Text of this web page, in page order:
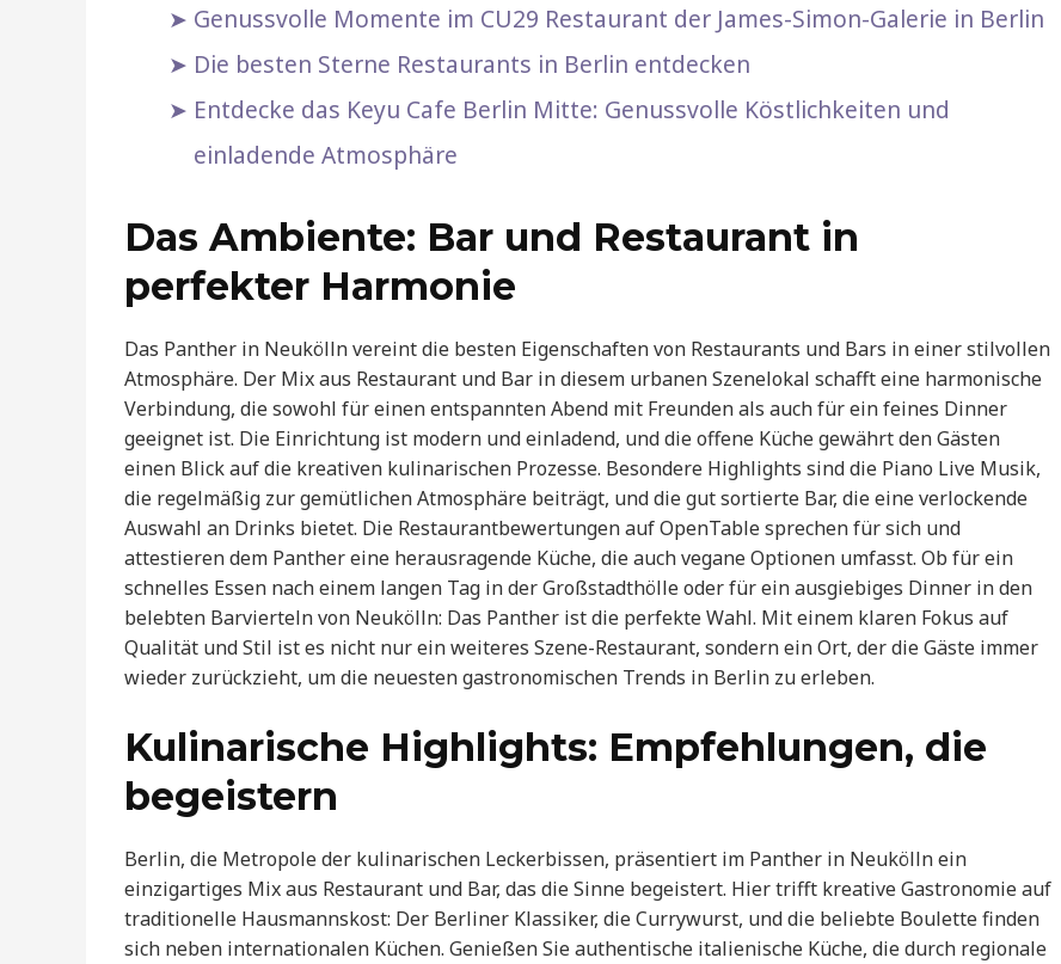
Genussvolle Momente im CU29 Restaurant der James-Simon-Galerie in Berlin
Die besten Sterne Restaurants in Berlin entdecken
Entdecke das Keyu Cafe Berlin Mitte: Genussvolle Köstlichkeiten und
einladende Atmosphäre
Das Ambiente: Bar und Restaurant in
perfekter Harmonie
Das Panther in Neukölln vereint die besten Eigenschaften von Restaurants und Bars in einer stilvollen
Atmosphäre. Der Mix aus Restaurant und Bar in diesem urbanen Szenelokal schafft eine harmonische
Verbindung, die sowohl für einen entspannten Abend mit Freunden als auch für ein feines Dinner
geeignet ist. Die Einrichtung ist modern und einladend, und die offene Küche gewährt den Gästen
einen Blick auf die kreativen kulinarischen Prozesse. Besondere Highlights sind die Piano Live Musik,
die regelmäßig zur gemütlichen Atmosphäre beiträgt, und die gut sortierte Bar, die eine verlockende
Auswahl an Drinks bietet. Die Restaurantbewertungen auf OpenTable sprechen für sich und
attestieren dem Panther eine herausragende Küche, die auch vegane Optionen umfasst. Ob für ein
schnelles Essen nach einem langen Tag in der Großstadthölle oder für ein ausgiebiges Dinner in den
belebten Barvierteln von Neukölln: Das Panther ist die perfekte Wahl. Mit einem klaren Fokus auf
Qualität und Stil ist es nicht nur ein weiteres Szene-Restaurant, sondern ein Ort, der die Gäste immer
wieder zurückzieht, um die neuesten gastronomischen Trends in Berlin zu erleben.
Kulinarische Highlights: Empfehlungen, die
begeistern
Berlin, die Metropole der kulinarischen Leckerbissen, präsentiert im Panther in Neukölln ein
einzigartiges Mix aus Restaurant und Bar, das die Sinne begeistert. Hier trifft kreative Gastronomie auf
traditionelle Hausmannskost: Der Berliner Klassiker, die Currywurst, und die beliebte Boulette finden
sich neben internationalen Küchen. Genießen Sie authentische italienische Küche, die durch regionale